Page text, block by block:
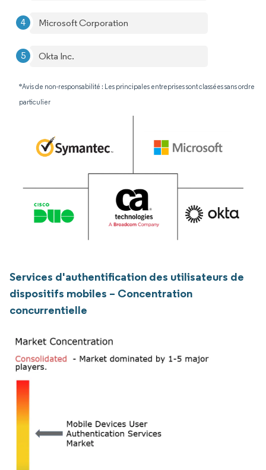
Microsoft Corporation
Okta Inc.
*Avis de non-responsabilité : Les principales entreprises sont classées sans ordre
particulier
Services d'authentification des utilisateurs de
dispositifs mobiles – Concentration
concurrentielle